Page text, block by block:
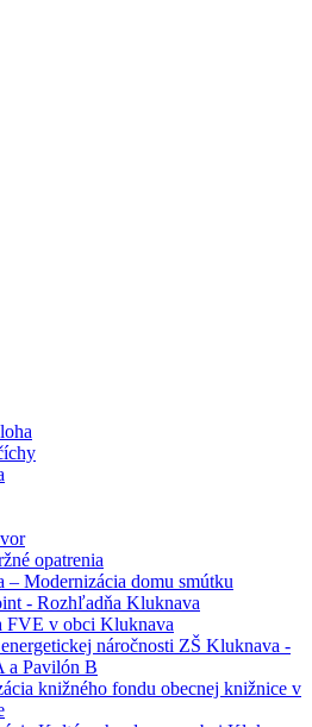
opatrenia
– Modernizácia domu smútku
- Rozhľadňa Kluknava
FVE v obci Kluknava
náročnosti ZŠ Kluknava -
a Pavilón B
knižného fondu obecnej knižnice v